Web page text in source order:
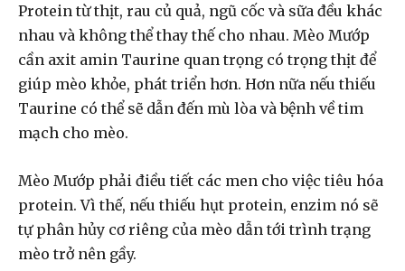
Protein từ thịt, rau củ quả, ngũ cốc và sữa đều khác
nhau và không thể thay thế cho nhau. Mèo Mướp
cần axit amin Taurine quan trọng có trọng thịt để
giúp mèo khỏe, phát triển hơn. Hơn nữa nếu thiếu
Taurine có thể sẽ dẫn đến mù lòa và bệnh về tim
mạch cho mèo.
Mèo Mướp phải điều tiết các men cho việc tiêu hóa
protein. Vì thế, nếu thiếu hụt protein, enzim nó sẽ
tự phân hủy cơ riêng của mèo dẫn tới trình trạng
mèo trở nên gầy.